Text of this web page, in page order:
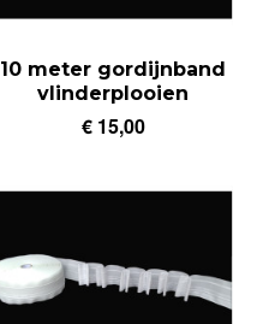
10 meter gordijnband
vlinderplooien
€ 15,00